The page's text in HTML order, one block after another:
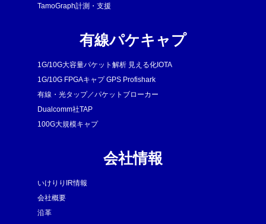
TamoGraph計測・支援
有線パケキャプ
1G/10G大容量パケット解析 見える化IOTA
1G/10G FPGAキャプ GPS Profishark
有線・光タップ／パケットブローカー
Dualcomm社TAP
100G大規模キャプ
会社情報
いけりりIR情報
会社概要
沿革